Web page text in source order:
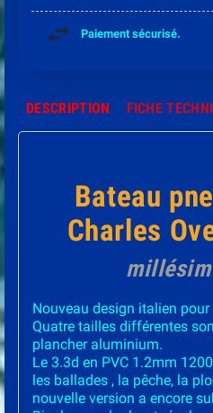
Paiement sécurisé.
DESCRIPTION FICHE
Bateau
Charles
Nouveau design italien
Quatre tailles différentes
plancher aluminium.
Le 3.3d en PVC 1.2mm
les ballades , la pêche, la
nouvelle version a encore